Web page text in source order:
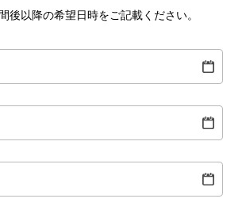
後以降の希望日時をご記載ください。